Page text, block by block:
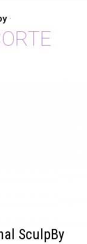
·
SculpBy